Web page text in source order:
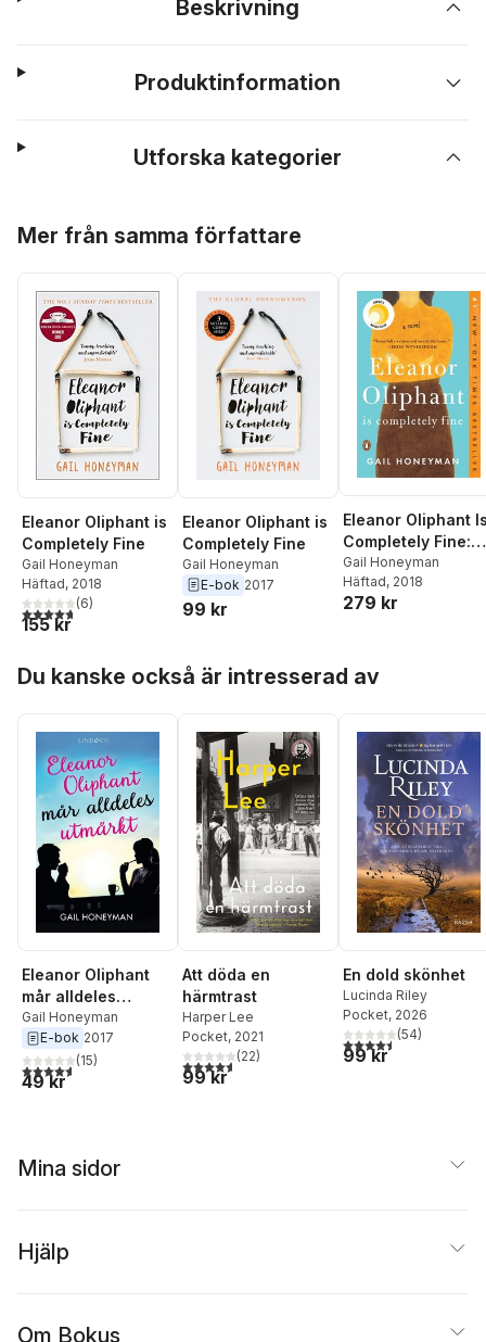
Beskrivning
Produktinformation
Utforska kategorier
Mer från samma författare
Eleanor Oliphant is
Completely Fine
Gail Honeyman
Häftad, 2018
4,7utav 5 stjärnor. Totalt antal röster:
(6)
155 kr
Eleanor Oliphant is
Completely Fine
Gail Honeyman
E-bok 2017
99 kr
Eleanor Oliphant
Completely Fine:
Reese's Book Club
Gail Honeyman
Häftad, 2018
279 kr
Du kanske också är intresserad av
Eleanor Oliphant
mår alldeles
utmärkt
Gail Honeyman
E-bok 2017
4,6utav 5 stjärnor. Totalt antal röster:
(15)
49 kr
Att döda en
härmtrast
Harper Lee
Pocket, 2021
4,6utav 5 stjärnor. Totalt antal röster:
(22)
99 kr
En dold skönhet
Lucinda Riley
Pocket, 2026
4,5utav 5 stjärnor.
(54)
99 kr
Mina sidor
Hjälp
Om Bokus